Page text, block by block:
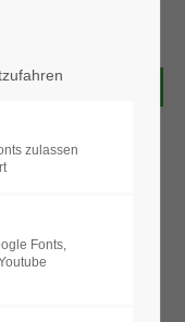
zulassen
Fonts,